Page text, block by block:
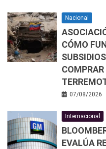
Nacional
CÓMO
07/08/2026
Internacional
EVALÚA